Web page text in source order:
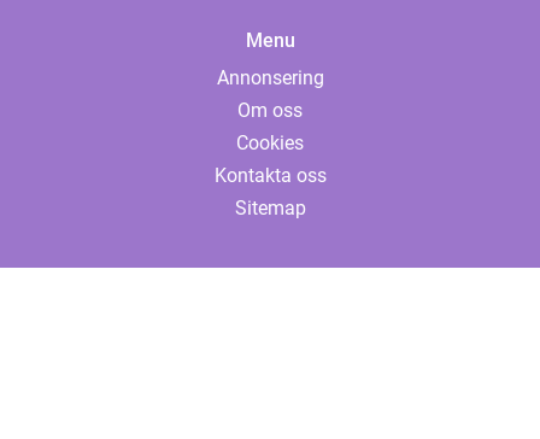
Menu
Annonsering
Om oss
Cookies
Kontakta oss
Sitemap